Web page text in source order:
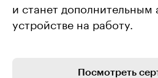
и станет дополнительным
устройстве на работу.
Посмотреть